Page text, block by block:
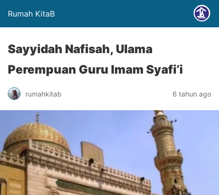
Rumah KitaB
Sayyidah Nafisah, Ulama
Perempuan Guru Imam Syafi’i
rumahkitab 6 tahun ago